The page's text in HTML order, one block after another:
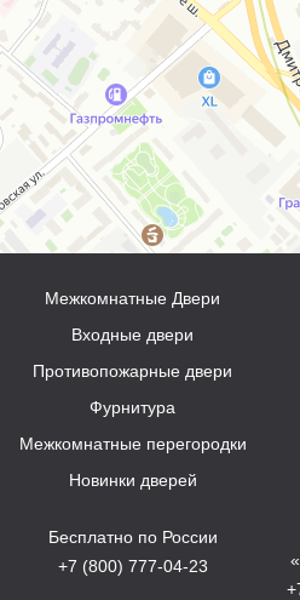
Межкомнатные Двери
Входные двери
Противопожарные двери
Фурнитура
Межкомнатные перегородки
Новинки дверей
Бесплатно по России
+7 (800) 777-04-23